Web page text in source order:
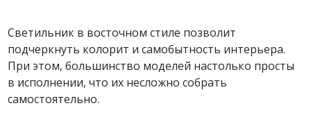
Светильник в восточном стиле позволит
подчеркнуть колорит и самобытность интерьера.
При этом, большинство моделей настолько просты
в исполнении, что их несложно собрать
самостоятельно.